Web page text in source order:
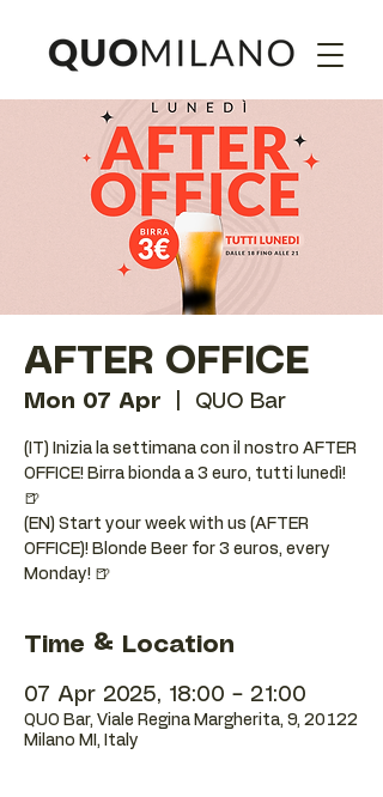
AFTER OFFICE
Mon 07 Apr QUO Bar
(IT) Inizia la settimana con il nostro AFTER
OFFICE! Birra bionda a 3 euro, tutti lunedì!
🍺
(EN) Start your week with us (AFTER
OFFICE)! Blonde Beer for 3 euros, every
Monday! 🍺
Time & Location
07 Apr 2025, 18:00 – 21:00
QUO Bar, Viale Regina Margherita, 9, 20122
Milano MI, Italy